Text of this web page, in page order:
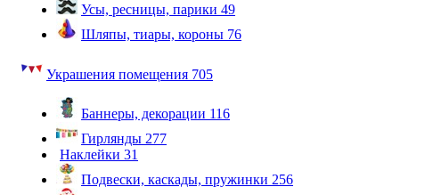
Усы, ресницы, парики 49
Шляпы, тиары, короны 76
Украшения помещения 705
Баннеры, декорации 116
Гирлянды 277
Наклейки 31
Подвески, каскады, пружинки 256